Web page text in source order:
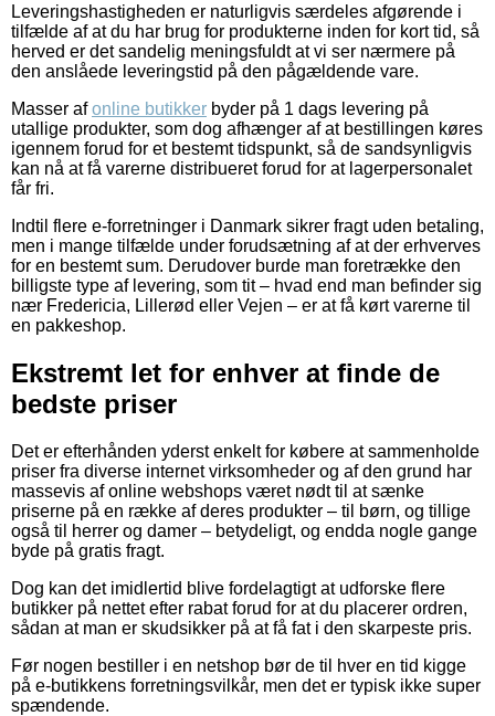
Leveringshastigheden er naturligvis særdeles afgørende i
tilfælde af at du har brug for produkterne inden for kort tid, så
herved er det sandelig meningsfuldt at vi ser nærmere på
den anslåede leveringstid på den pågældende vare.
Masser afonline butikker byder på 1 dags levering på
utallige produkter, som dog afhænger af at bestillingen køres
igennem forud for et bestemt tidspunkt, så de sandsynligvis
kan nå at få varerne distribueret forud for at lagerpersonalet
får fri.
Indtil flere e-forretninger i Danmark sikrer fragt uden betaling,
men i mange tilfælde under forudsætning af at der erhverves
for en bestemt sum. Derudover burde man foretrække den
billigste type af levering, som tit – hvad end man befinder sig
nær Fredericia, Lillerød eller Vejen – er at få kørt varerne til
en pakkeshop.
Ekstremt let for enhver at finde de
bedste priser
Det er efterhånden yderst enkelt for købere at sammenholde
priser fra diverse internet virksomheder og af den grund har
massevis af online webshops været nødt til at sænke
priserne på en række af deres produkter – til børn, og tillige
også til herrer og damer – betydeligt, og endda nogle gange
byde på gratis fragt.
Dog kan det imidlertid blive fordelagtigt at udforske flere
butikker på nettet efter rabat forud for at du placerer ordren,
sådan at man er skudsikker på at få fat i den skarpeste pris.
Før nogen bestiller i en netshop bør de til hver en tid kigge
på e-butikkens forretningsvilkår, men det er typisk ikke super
spændende.